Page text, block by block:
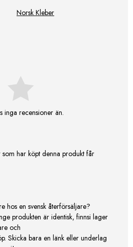
Norsk Kleber
inga recensioner än.
har köpt denna produkt får
hos en svensk återförsäljare?
produkten är identisk, finnsi lager
och
Skicka bara en länk eller underlag